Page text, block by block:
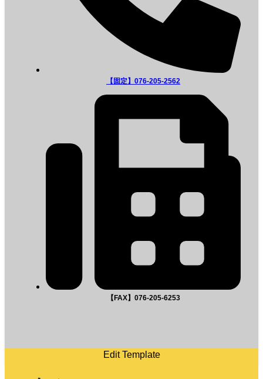
【固定】076-205-2562
【FAX】076-205-6253
Edit Template